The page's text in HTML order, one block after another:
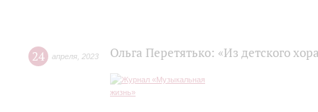
24 апреля 2023 Ольга Перетятько: «Из детского